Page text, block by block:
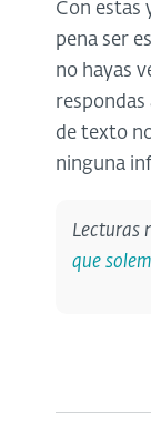
Con estas
pena ser
no hayas
respondas
de texto
ninguna
Lecturas
que